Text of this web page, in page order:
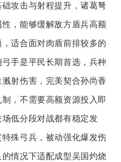
攻击与射程提升，诸葛弩
，能够缓解敌方盾兵高额
适合面对肉盾前排较多的
手是平民长期首选，兵种
射伤害，完美契合孙尚香
，不需要高额资源投入即
低分段对战都有稳定发
殊弓兵，被动强化爆发伤
情况下适配成型吴国灼烧